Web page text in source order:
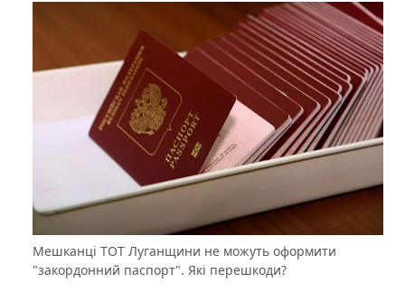
Мешканці ТОТ Луганщини не можуть оформити
"закордонний паспорт". Які перешкоди?